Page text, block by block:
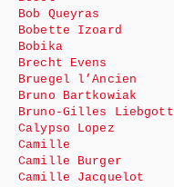
Bob Queyras
Bobette Izoard
Bobika
Brecht Evens
Bruegel l’Ancien
Bruno Bartkowiak
Bruno-Gilles Liebgott
Calypso Lopez
Camille
Camille Burger
Camille Jacquelot